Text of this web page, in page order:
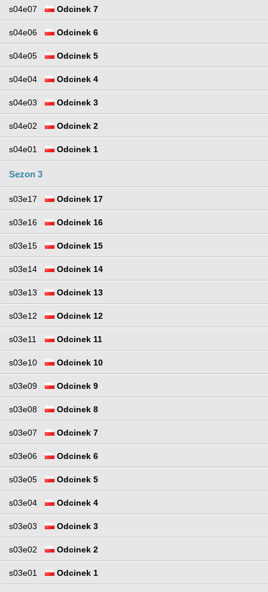
s04e07 Odcinek 7
s04e06 Odcinek 6
s04e05 Odcinek 5
s04e04 Odcinek 4
s04e03 Odcinek 3
s04e02 Odcinek 2
s04e01 Odcinek 1
Sezon 3
s03e17 Odcinek 17
s03e16 Odcinek 16
s03e15 Odcinek 15
s03e14 Odcinek 14
s03e13 Odcinek 13
s03e12 Odcinek 12
s03e11 Odcinek 11
s03e10 Odcinek 10
s03e09 Odcinek 9
s03e08 Odcinek 8
s03e07 Odcinek 7
s03e06 Odcinek 6
s03e05 Odcinek 5
s03e04 Odcinek 4
s03e03 Odcinek 3
s03e02 Odcinek 2
s03e01 Odcinek 1